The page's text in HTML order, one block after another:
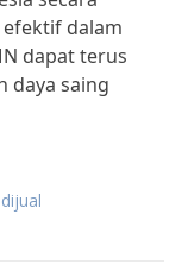
dalam
dapat terus
daya saing